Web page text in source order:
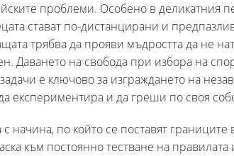
проблеми. Особено в деликатния
стават по-дистанцирани и
трябва да прояви мъдростта да не
Даването на свобода при избора на
е ключово за изграждането на
експериментира и да греши по своя
начина, по който се поставят границите
към постоянно тестване на правилата